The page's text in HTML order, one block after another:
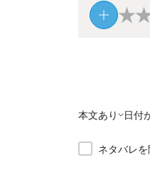
★
本文あり 日付
ネタバレ